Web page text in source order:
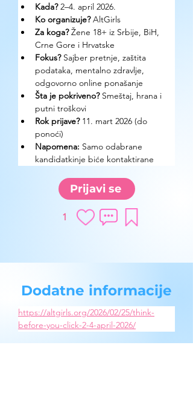
Kada? 2–4. april 2026.
Ko organizuje? AltGirls
Za koga? Žene 18+ iz Srbije, BiH,
Crne Gore i Hrvatske
Fokus? Sajber pretnje, zaštita
podataka, mentalno zdravlje,
odgovorno online ponašanje
Šta je pokriveno? Smeštaj, hrana i
putni troškovi
Rok prijave? 11. mart 2026 (do
ponoći)
Napomena: Samo odabrane
kandidatkinje biće kontaktirane
Prijavi se
1
Dodatne informacije
https://altgirls.org/2026/02/25/think-
before-you-click-2-4-april-2026/